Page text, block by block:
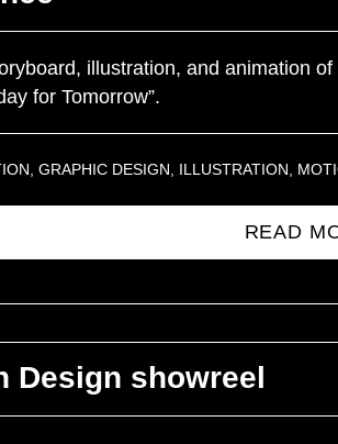
illustration, and animation
for Tomorrow”.
GRAPHIC DESIGN ILLUSTRATION
READ
Design showreel